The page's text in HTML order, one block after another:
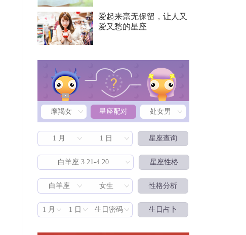
爱起来毫无保留，让人又
爱又愁的星座
星座配对
摩羯女 星座配对 处女男
1 月 1 日 星座查询
白羊座 3.21-4.20 星座性格
白羊座 女生 性格分析
1 月 1 日 生日密码 生日占卜